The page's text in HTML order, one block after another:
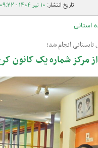
تاریخ انتشار: ۱۰ تیر ۱۴۰۴ - ۰۹:۲۲
استانی
تابستانی انجام شد؛
مرکز شماره یک کانون